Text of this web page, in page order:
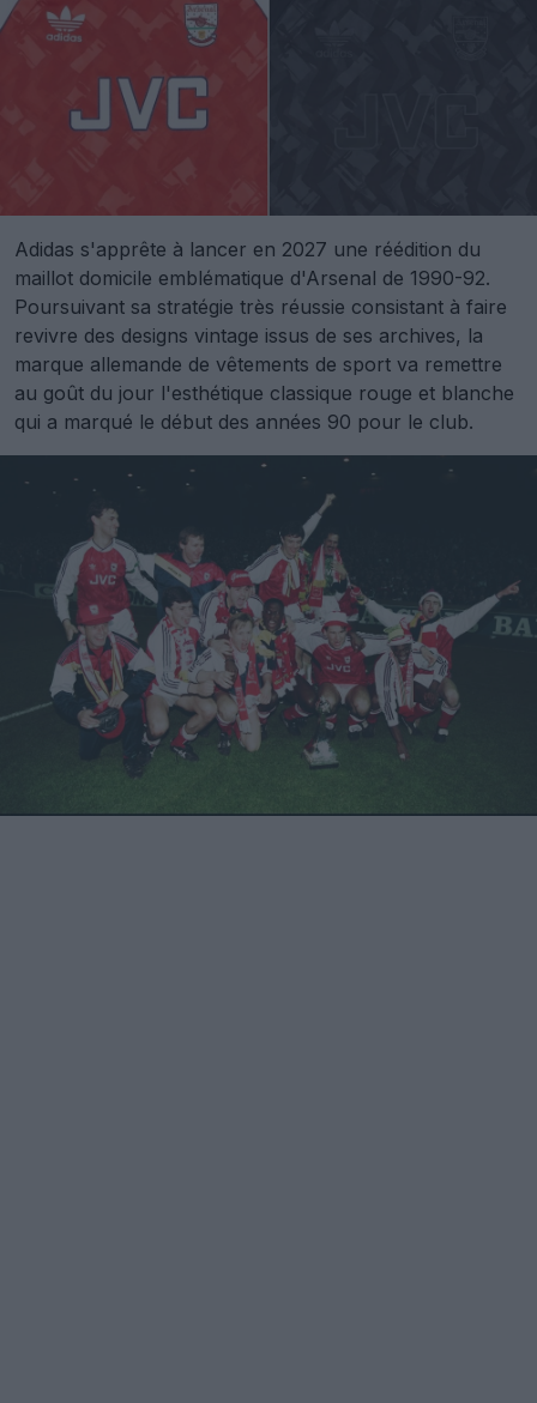
Adidas s'apprête à lancer en 2027 une réédition du
maillot domicile emblématique d'Arsenal de 1990-92.
Poursuivant sa stratégie très réussie consistant à faire
revivre des designs vintage issus de ses archives, la
marque allemande de vêtements de sport va remettre
au goût du jour l'esthétique classique rouge et blanche
qui a marqué le début des années 90 pour le club.